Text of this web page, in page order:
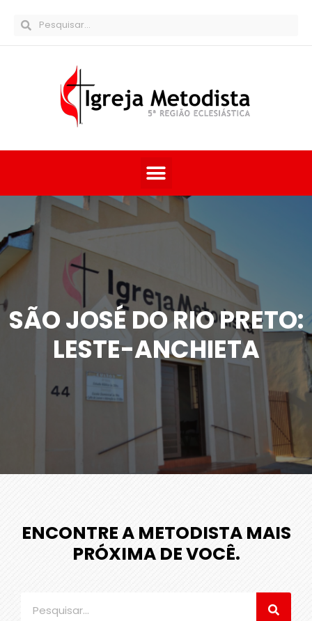
SÃO JOSÉ DO RIO PRETO:
LESTE-ANCHIETA
ENCONTRE A METODISTA MAIS
PRÓXIMA DE VOCÊ.